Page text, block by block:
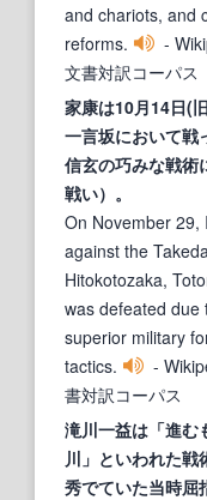
and chariots, and
reforms.
-
文書対訳コーパス
家康は10月14日(
一言坂において戦
信玄の巧みな戦術
戦い）。
On November 29,
against the
Hitokotozaka,
was defeated due
superior military
tactics.
-
書対訳コーパス
滝川一益は「進む
川」といわれた戦
秀でていた当時屈